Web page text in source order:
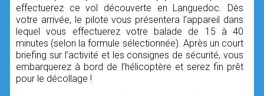
effectuerez ce vol découverte en Languedoc. Dès
votre arrivée, le pilote vous présentera l’appareil dans
lequel vous effectuerez votre balade de 15 à 40
minutes (selon la formule sélectionnée). Après un court
briefing sur l’activité et les consignes de sécurité, vous
embarquerez à bord de l’hélicoptère et serez fin prêt
pour le décollage !